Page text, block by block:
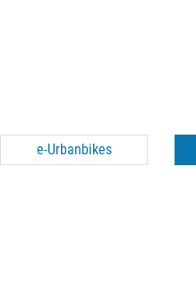
e-Urbanbikes